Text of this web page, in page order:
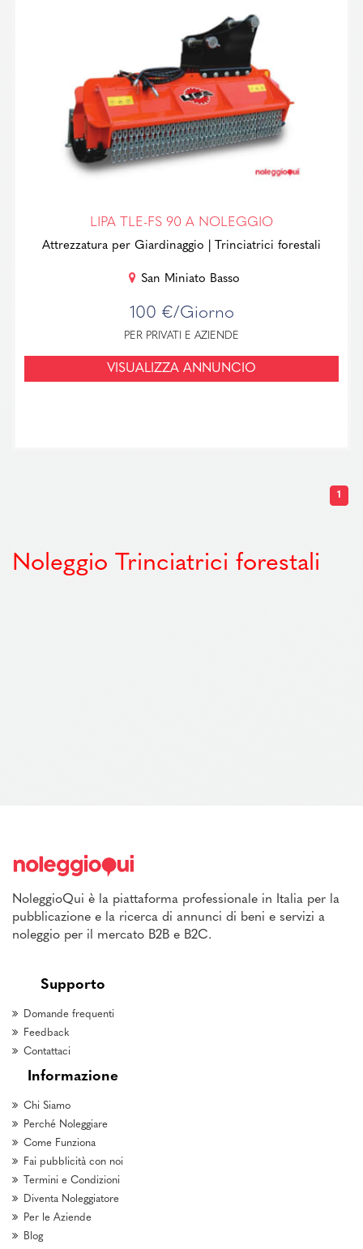
LIPA TLE-FS 90 A NOLEGGIO
Attrezzatura per Giardinaggio | Trinciatrici forestali
San Miniato Basso
100 €/Giorno
PER PRIVATI E AZIENDE
VISUALIZZA ANNUNCIO
1
Noleggio Trinciatrici forestali
NoleggioQui è la piattaforma professionale in Italia per la
pubblicazione e la ricerca di annunci di beni e servizi a
noleggio per il mercato B2B e B2C.
Supporto
Domande frequenti
Feedback
Contattaci
Informazione
Chi Siamo
Perché Noleggiare
Come Funziona
Fai pubblicità con noi
Termini e Condizioni
Diventa Noleggiatore
Per le Aziende
Blog